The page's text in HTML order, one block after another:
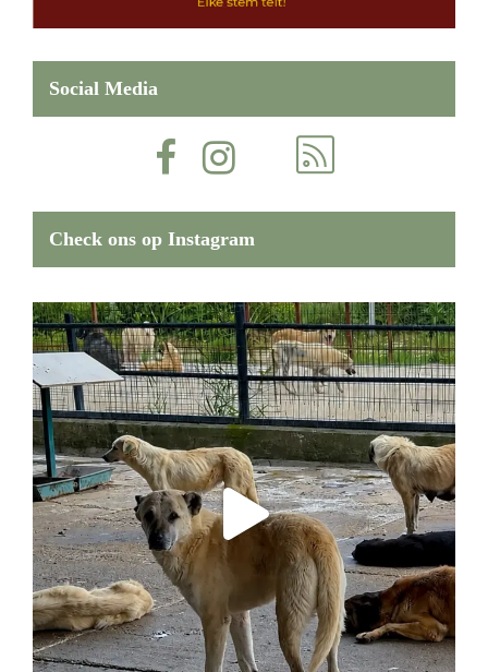
Social Media
Check ons op Instagram